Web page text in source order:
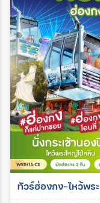
ทัวร์ฮ่องกง-ไหว้พร